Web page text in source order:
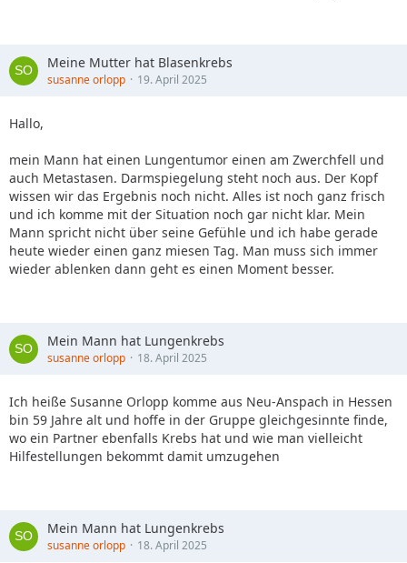
Meine Mutter hat Blasenkrebs
susanne orlopp 19. April 2025
Hallo,
mein Mann hat einen Lungentumor einen am Zwerchfell und
auch Metastasen. Darmspiegelung steht noch aus. Der Kopf
wissen wir das Ergebnis noch nicht. Alles ist noch ganz frisch
und ich komme mit der Situation noch gar nicht klar. Mein
Mann spricht nicht über seine Gefühle und ich habe gerade
heute wieder einen ganz miesen Tag. Man muss sich immer
wieder ablenken dann geht es einen Moment besser.
Mein Mann hat Lungenkrebs
susanne orlopp 18. April 2025
Ich heiße Susanne Orlopp komme aus Neu-Anspach in Hessen
bin 59 Jahre alt und hoffe in der Gruppe gleichgesinnte finde,
wo ein Partner ebenfalls Krebs hat und wie man vielleicht
Hilfestellungen bekommt damit umzugehen
Mein Mann hat Lungenkrebs
susanne orlopp 18. April 2025